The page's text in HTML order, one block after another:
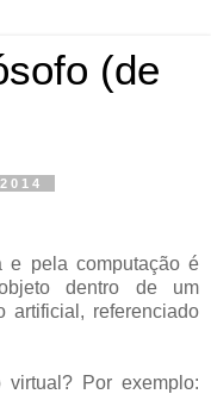
(de
e pela computação é
dentro de um
artificial, referenciado
Por exemplo: